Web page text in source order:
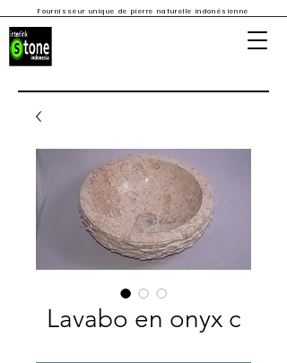
Fournisseur unique de pierre naturelle indonésienne
Lavabo en onyx c